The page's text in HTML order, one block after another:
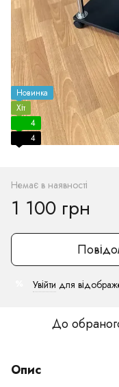
Новинка
Хіт
4
4
Немає в наявності
1 100 грн
Увійти для
До
Опис